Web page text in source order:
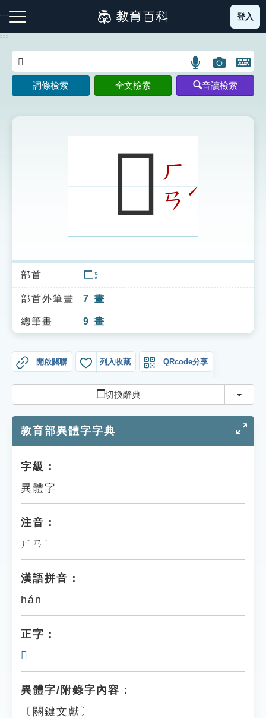
到
主
:::
注音索引圖示 筆畫索引圖示 部首索引表圖示
索引選單
知識索引
單字索引
貓頭鷹博士
登入
:::
語
言
搜
示
圖
片
搜
開
鍵
圖
詞條檢索 全文檢索 音讀檢索
𠤾ㄏ
ㄢˊ
部首 匚 ㄈㄤ
部首外筆畫 7 畫
總筆畫 9 畫
開啟關聯 列入收藏 QRcode分享
切換辭典 切換
教育部異體字字典
字級：
異體字
注音：
ㄏㄢˊ
漢語拼音：
hán
正字：
𠤿
異體字/附錄字內容：
〔關鍵文獻〕